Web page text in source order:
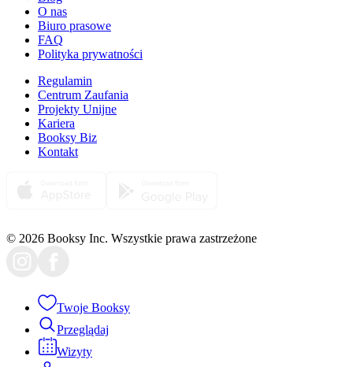
O nas
Biuro prasowe
FAQ
Polityka prywatności
Regulamin
Centrum Zaufania
Projekty Unijne
Kariera
Booksy Biz
Kontakt
© 2026 Booksy Inc. Wszystkie prawa zastrzeżone
Twoje Booksy
Przeglądaj
Wizyty